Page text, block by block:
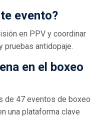
evento?
en PPV y coordinar
pruebas antidopaje.
en el boxeo
de 47 eventos de boxeo
una plataforma clave